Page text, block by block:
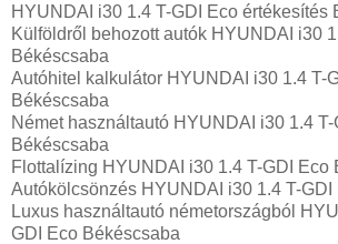
HYUNDAI i30 1.4 T-GDI Eco értékesítés
Külföldről behozott autók HYUNDAI i30
Békéscsaba
Autóhitel kalkulátor HYUNDAI i30 1.4 T-
Békéscsaba
Német használtautó HYUNDAI i30 1.4 T-
Békéscsaba
Flottalízing HYUNDAI i30 1.4 T-GDI Eco
Autókölcsönzés HYUNDAI i30 1.4 T-
Luxus használtautó németországból
GDI Eco Békéscsaba